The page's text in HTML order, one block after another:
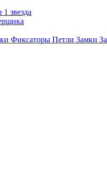
1 звезда
Фиксаторы Петли Замки